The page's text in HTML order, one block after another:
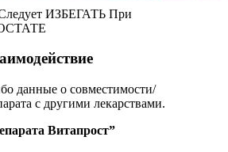
ИЗБЕГАТЬ При
данные о совместимости/
с другими лекарствами.
Витапрост”